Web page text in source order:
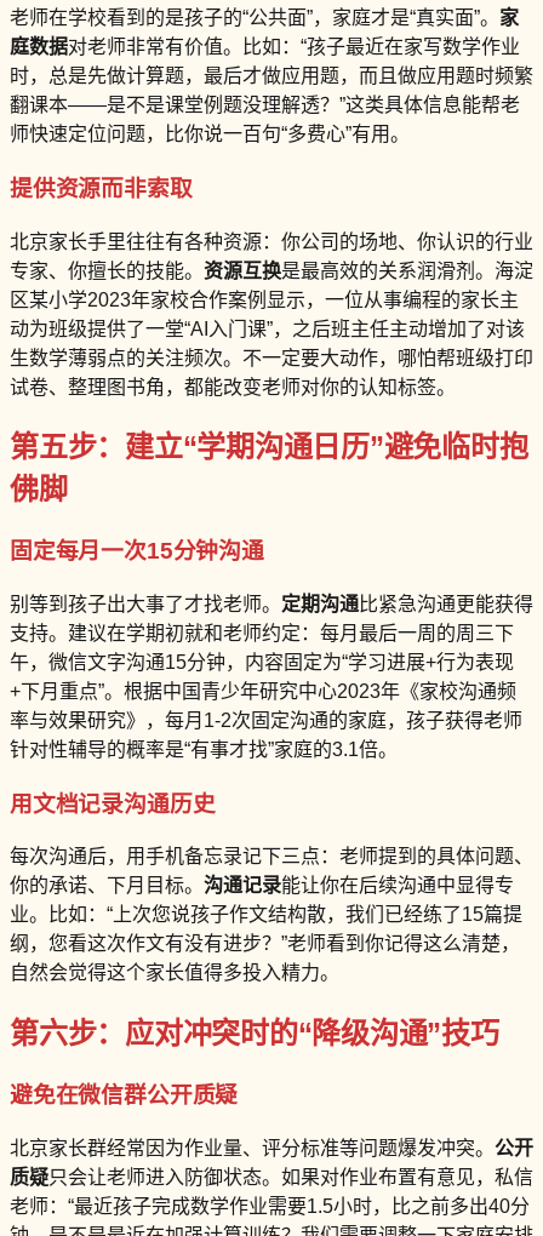
老师在学校看到的是孩子的“公共面”，家庭才是“真实面”。 家
庭数据对老师非常有价值。比如：“孩子最近在家写数学作业
时，总是先做计算题，最后才做应用题，而且做应用题时频繁
翻课本——是不是课堂例题没理解透？”这类具体信息能帮老
师快速定位问题，比你说一百句“多费心”有用。
提供资源而非索取
北京家长手里往往有各种资源：你公司的场地、你认识的行业
专家、你擅长的技能。 资源互换是最高效的关系润滑剂。海淀
区某小学2023年家校合作案例显示，一位从事编程的家长主
动为班级提供了一堂“AI入门课”，之后班主任主动增加了对该
生数学薄弱点的关注频次。不一定要大动作，哪怕帮班级打印
试卷、整理图书角，都能改变老师对你的认知标签。
第五步：建立“学期沟通日历”避免临时抱
佛脚
固定每月一次15分钟沟通
别等到孩子出大事了才找老师。 定期沟通比紧急沟通更能获得
支持。建议在学期初就和老师约定：每月最后一周的周三下
午，微信文字沟通15分钟，内容固定为“学习进展+行为表现
+下月重点”。根据中国青少年研究中心2023年《家校沟通频
率与效果研究》，每月1-2次固定沟通的家庭，孩子获得老师
针对性辅导的概率是“有事才找”家庭的3.1倍。
用文档记录沟通历史
每次沟通后，用手机备忘录记下三点：老师提到的具体问题、
你的承诺、下月目标。 沟通记录能让你在后续沟通中显得专
业。比如：“上次您说孩子作文结构散，我们已经练了15篇提
纲，您看这次作文有没有进步？”老师看到你记得这么清楚，
自然会觉得这个家长值得多投入精力。
第六步：应对冲突时的“降级沟通”技巧
避免在微信群公开质疑
北京家长群经常因为作业量、评分标准等问题爆发冲突。 公开
质疑只会让老师进入防御状态。如果对作业布置有意见，私信
老师：“最近孩子完成数学作业需要1.5小时，比之前多出40分